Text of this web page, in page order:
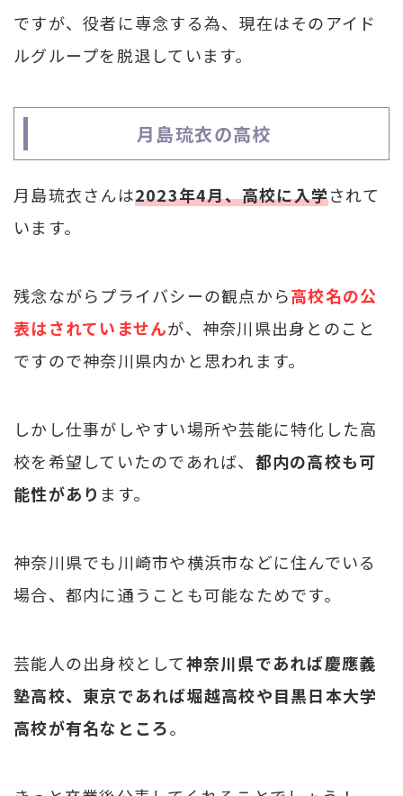
ですが、役者に専念する為、現在はそのアイド
ルグループを脱退しています。
月島琉衣の高校
月島琉衣さんは2023年4月、高校に入学されて
います。
残念ながらプライバシーの観点から高校名の公
表はされていませんが、 神奈川県出身とのこと
ですので神奈川県内かと思われます。
しかし仕事がしやすい場所や芸能に特化した高
校を希望していたのであれば、 都内の高校も可
能性があり ます。
神奈川県でも川崎市や横浜市などに住んでいる
場合、都内に通うことも可能なためです。
芸能人の出身校として神奈川県であれば慶應義
塾高校、 東京であれば堀越高校や目黒日本大学
高校が有名なところ。